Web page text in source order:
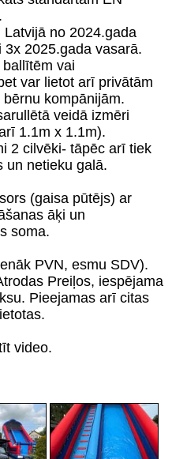
no 2024.gada
2025.gada vasarā.
vai
var lietot arī privātām
kompānijām.
veidā izmēri
1.1m x 1.1m).
2 cilvēki- tāpēc arī tiek
un netieku galā.
(gaisa pūtējs) ar
āķi un
soma.
PVN, esmu SDV).
Preiļos, iespējama
Pieejamas arī citas
video.